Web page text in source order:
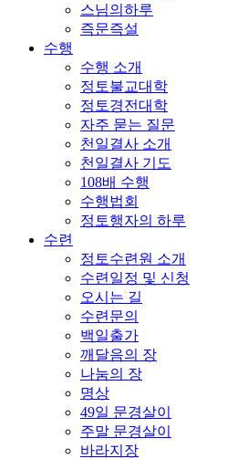
스님의하루
즉문즉설
수행
수행 소개
정토불교대학
정토경전대학
자주 묻는 질문
천일결사 소개
천일결사 기도
108배 수행
수행법회
정토행자의 하루
수련
정토수련원 소개
수련일정 및 신청
오시는 길
수련문의
백일출가
깨달음의 장
나눔의 장
명상
49일 문경살이
주말 문경살이
바라지장